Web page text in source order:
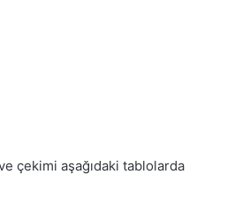
çekimi aşağıdaki tablolarda